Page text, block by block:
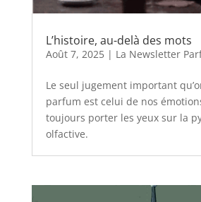
L’histoire, au-delà des mots
Août 7, 2025| La Newsletter
Le seul jugement important
parfum est celui de nos
toujours porter les yeux sur la
olfactive.